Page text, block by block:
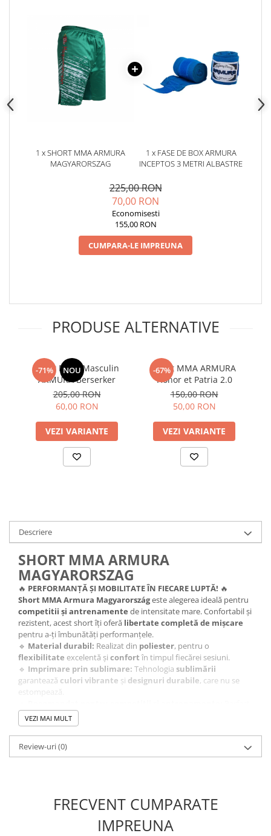
1 x SHORT MMA ARMURA
MAGYARORSZAG
1 x FASE DE BOX ARMURA
INCEPTOS 3 METRI ALBASTRE
225,00 RON
70,00 RON
Economisesti
155,00 RON
CUMPARA-LE IMPREUNA
PRODUSE ALTERNATIVE
-71% NOU
Short MMA Masculin
ARMURA Berserker
205,00 RON
60,00 RON
VEZI VARIANTE
-67%
Short MMA ARMURA
Honor et Patria 2.0
150,00 RON
50,00 RON
VEZI VARIANTE
Descriere
SHORT MMA ARMURA
MAGYARORSZAG
🔥 PERFORMANȚĂ ȘI MOBILITATE ÎN FIECARE LUPTĂ! 🔥
Short MMA Armura Magyarországeste alegerea ideală pentru
competitii și antrenamente de intensitate mare. Confortabil și
rezistent, acest short îți oferă libertate completă de mișcare
pentru a-ți îmbunătăți performanțele.
🔹 Material durabil: Realizat din poliester, pentru o
flexibilitate excelentă și confort în timpul fiecărei sesiuni.
🔹 Imprimare prin sublimare: Tehnologia sublimării
garantează culori vibrante și designuri durabile, care nu se
estompează.
pentruMMA, kickboxing
îți oferă unsuport și confort maxim
🔥Fii pregătit pentru orice provocare cu Short MMA
Armura Magyarország!
VEZI MAI MULT
Review-uri(0)
FRECVENT CUMPARATE
IMPREUNA